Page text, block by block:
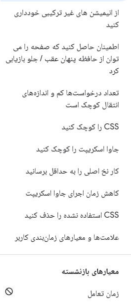
از انیمیشن های غیر ترکیبی خودداری
کنید
اطمینان حاصل کنید که صفحه را می
توان از حافظه پنهان عقب / جلو بازیابی
کرد
تعداد درخواست‌ها کم و اندازه‌های
انتقال کوچک است
CSS را کوچک کنید
جاوا اسکریپت را کوچک کنید
کار نخ اصلی را به حداقل برسانید
کاهش زمان اجرای جاوا اسکریپت
CSS استفاده نشده را حذف کنید
علامت‌ها و معیارهای زمان‌بندی کاربر
معیارهای بازنشسته
زمان تعامل